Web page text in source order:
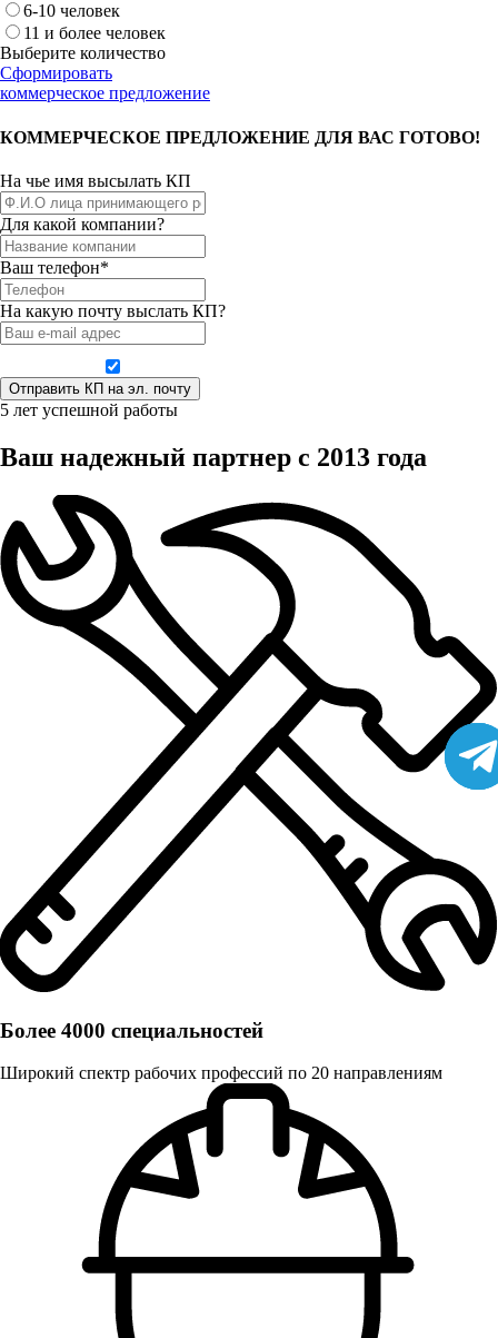
6-10 человек
11 и более человек
Выберите количество
Сформировать
коммерческое предложение
КОММЕРЧЕСКОЕ ПРЕДЛОЖЕНИЕ ДЛЯ ВАС ГОТОВО!
На чье имя высылать КП
Для какой компании?
Ваш телефон*
На какую почту выслать КП?
5 лет успешной работы
Ваш надежный партнер с 2013 года
Более 4000 специальностей
Широкий спектр рабочих профессий по 20 направлениям